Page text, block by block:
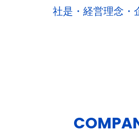
社是・経営理念・